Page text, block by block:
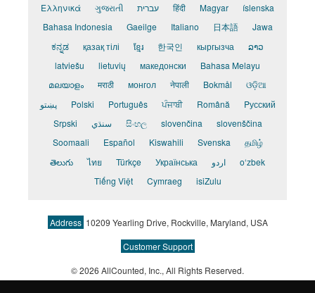
Ελληνικά
ગુજરાતી עברית हिंदी Magyar
íslenska
Bahasa Indonesia
Gaeilge Italiano 日本語
Jawa
ಕನ್ನಡ
қазақ тілі ខ្មែរ 한국인 кыргызча
ລາວ
latviešu
lietuvių македонски
Bahasa Melayu
മലയാളം
मराठी монгол नेपाली Bokmål
ଓଡ଼ିଆ
پښتو
Polski Português ਪੰਜਾਬੀ Română
Pусский
Srpski
سنڌي සිංහල slovenčina
slovenščina
Soomaali
Español Kiswahili Svenska
தமிழ்
తెలుగు
ไทย Türkçe Українська اردو
o‘zbek
Tiếng Việt
Cymraeg isiZulu
Address 10209 Yearling Drive, Rockville, Maryland, USA
Customer Support
© 2026 AllCounted, Inc., All Rights Reserved.